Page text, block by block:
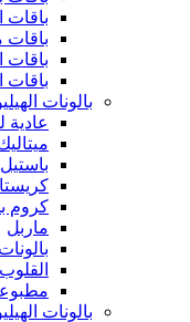
باقات
باقات
باقات
بالونات
عادية
كروم
ماربل
بالونات
القلوب
بالونات